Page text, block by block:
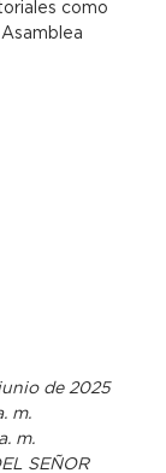
como
de 2025
m.
m.
SEÑOR